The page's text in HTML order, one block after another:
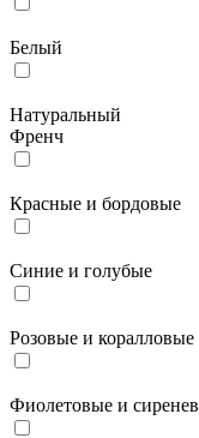
Белый
Натуральный
Френч
Красные и бордовые
Синие и голубые
Розовые и коралловые
Фиолетовые и